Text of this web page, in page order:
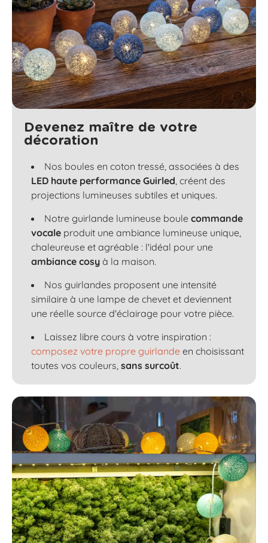
Devenez maître de votre
décoration
Nos boules en coton tressé, associées à des
LED haute performance Guirled , créent des
projections lumineuses subtiles et uniques.
Notre guirlande lumineuse boule commande
vocale produit une ambiance lumineuse unique,
chaleureuse et agréable : l'idéal pour une
ambiance cosy à la maison.
Nos guirlandes proposent une intensité
similaire à une lampe de chevet et deviennent
une réelle source d'éclairage pour votre pièce.
Laissez libre cours à votre inspiration :
composez votre propre guirlande en choisissant
toutes vos couleurs, sans surcoût.